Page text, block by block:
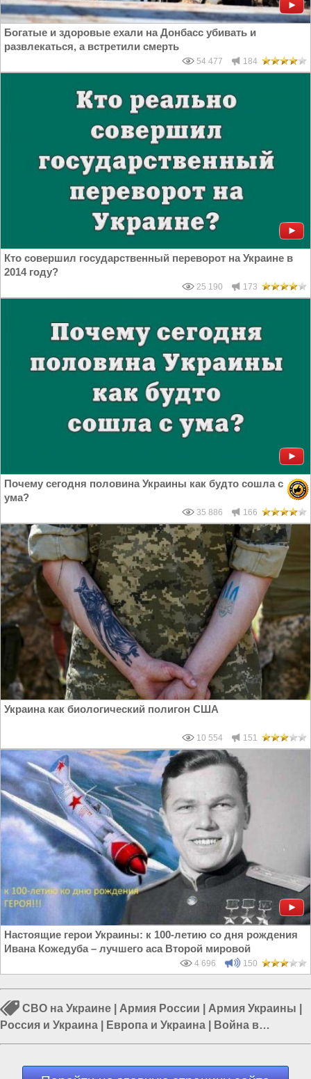
Богатые и здоровые ехали на Донбасс убивать и
развлекаться, а встретили смерть
54 477 184
Кто совершил государственный переворот на Украине в
2014 году?
25 190 173
Почему сегодня половина Украины как будто сошла с
ума?
35 886 166
Украина как биологический полигон США
10 554 151
Настоящие герои Украины: к 100-летию со дня рождения
Ивана Кожедуба – лучшего аса Второй мировой
4 696 150
СВО на Украине Армия России Армия Украины
Россия и Украина
Европа и Украина
Война в
Новороссии|Гражданская война на Украине